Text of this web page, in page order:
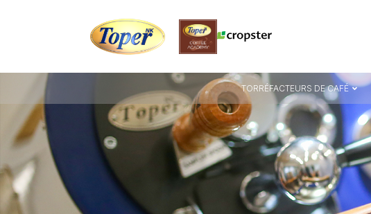
TORRÉFACTEURS DE CAFÉ